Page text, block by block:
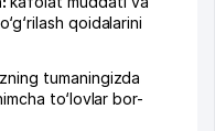
qoidalarini
tumaningizda
to‘lovlar bor-